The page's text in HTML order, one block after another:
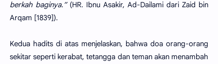
berkah baginya.”(HR. Ibnu Asakir, Ad-Dailami dari Zaid bin
Arqam [1839]).
Kedua hadits di atas menjelaskan, bahwa doa orang-orang
sekitar seperti kerabat, tetangga dan teman akan menambah